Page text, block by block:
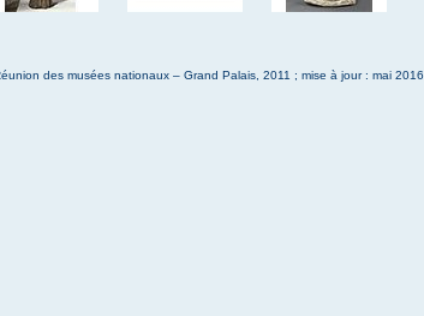
des musées nationaux – Grand Palais, 2011 ; mise à jour : mai 2016